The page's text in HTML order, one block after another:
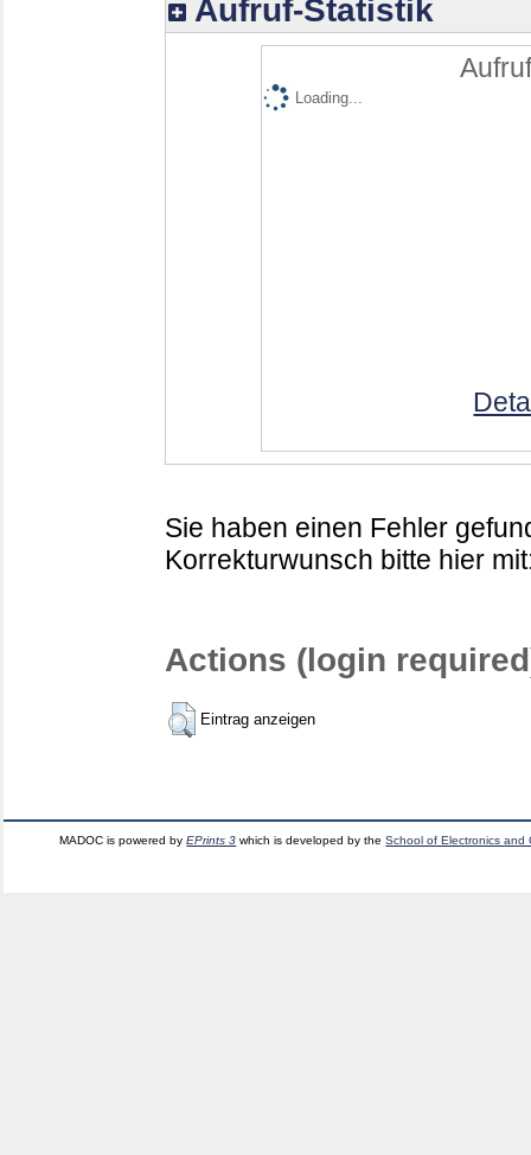
Aufruf-Statistik
Loading...
Sie haben einen Fehler
Korrekturwunsch bitte hier
Actions (login
Eintrag anzeigen
MADOC is powered byEPrints 3 which is developed by theSchool of Electronics and